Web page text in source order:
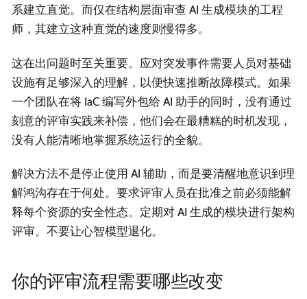
系建立直觉。而仅在结构层面审查 AI 生成模块的工程
师，其建立这种直觉的速度则慢得多。
这在出问题时至关重要。应对突发事件需要人员对基础
设施有足够深入的理解，以便快速推断故障模式。如果
一个团队在将 IaC 编写外包给 AI 助手的同时，没有通过
刻意的评审实践来补偿，他们会在最糟糕的时机发现，
没有人能清晰地掌握系统运行的全貌。
解决方法不是停止使用 AI 辅助，而是要清醒地意识到理
解鸿沟存在于何处。要求评审人员在批准之前必须能解
释每个资源的安全性态。定期对 AI 生成的模块进行架构
评审。不要让心智模型退化。
你的评审流程需要哪些改变